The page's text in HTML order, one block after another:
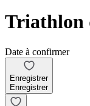
Triathlon
Date à confirmer
Enregistrer
Enregistrer